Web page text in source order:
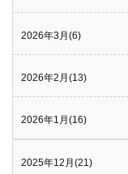
2026年3月(6)
2026年2月(13)
2026年1月(16)
2025年12月(21)